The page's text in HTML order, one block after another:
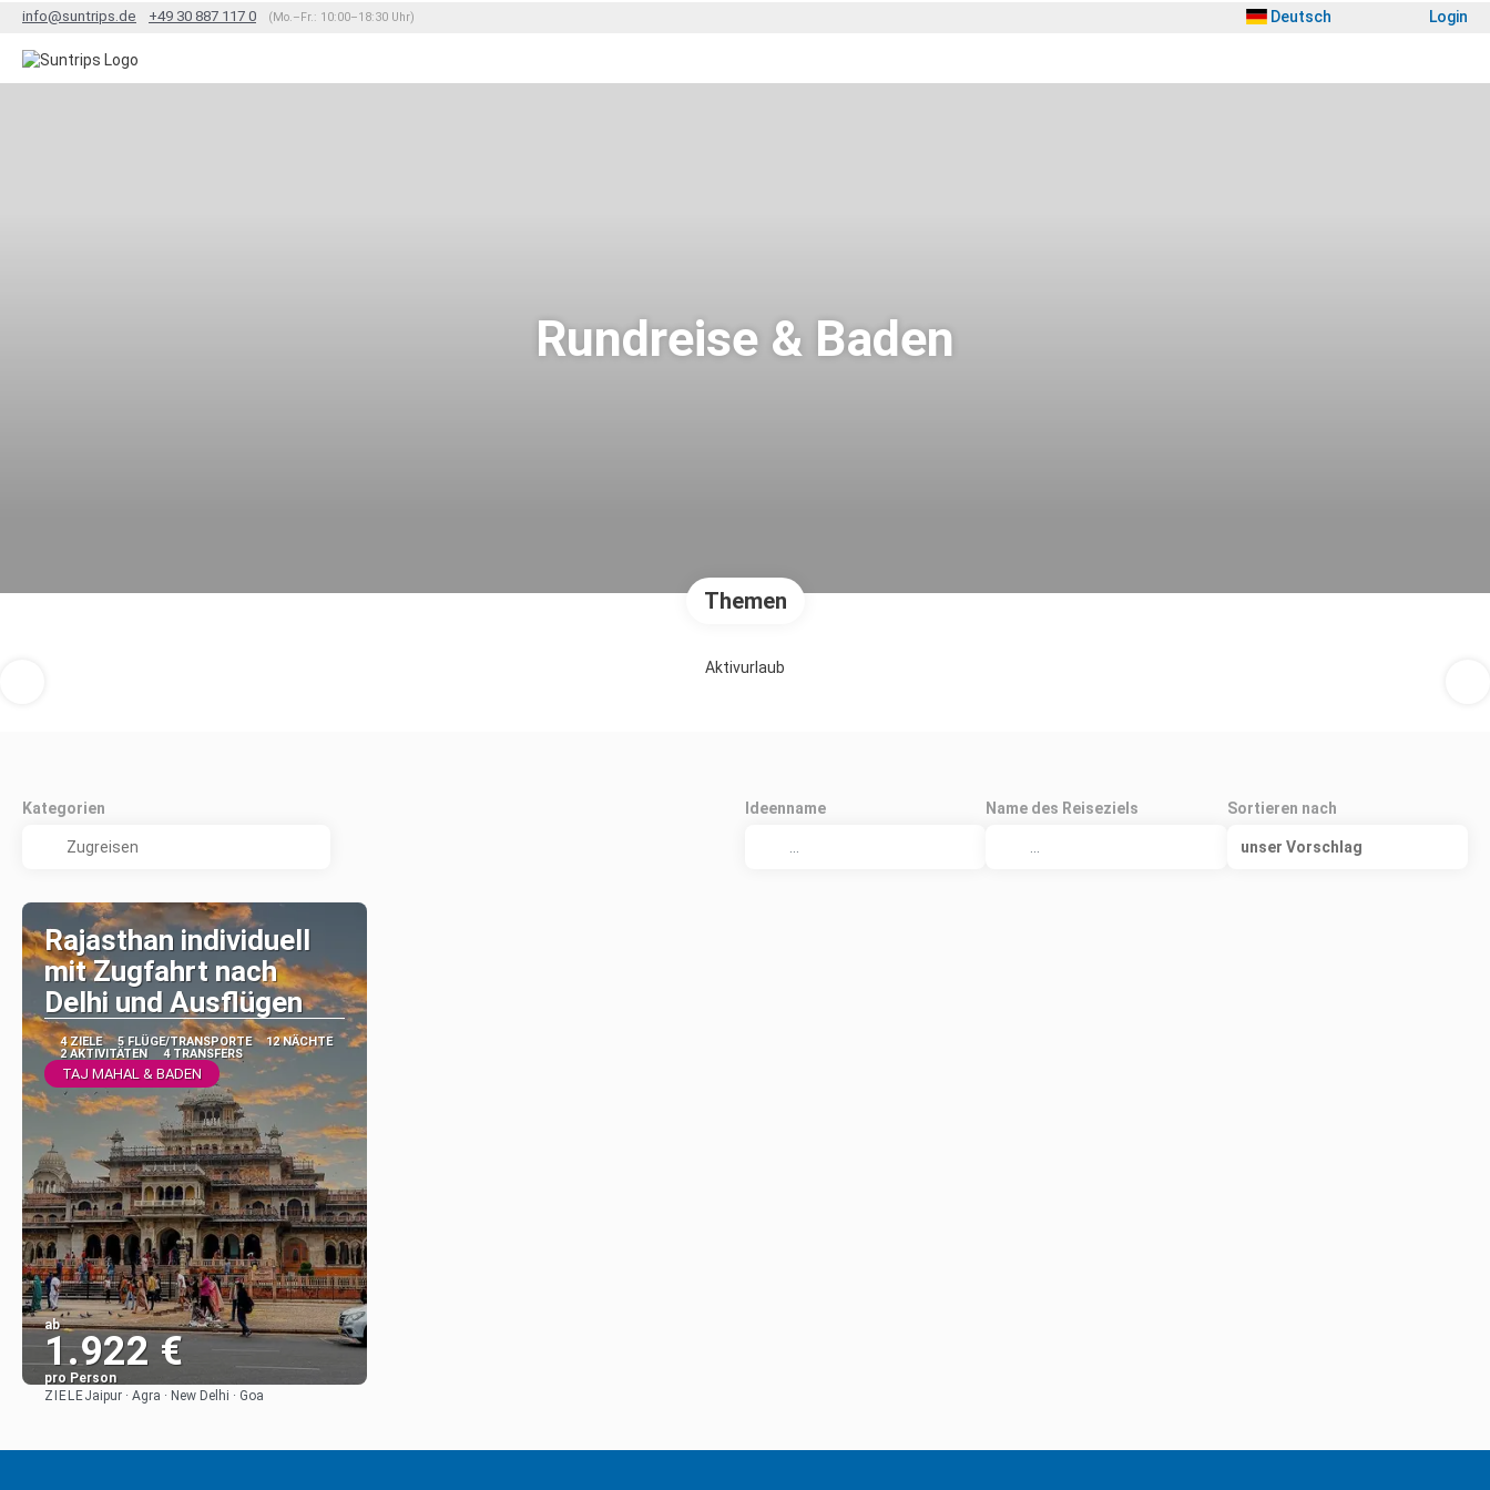
info@suntrips.de +49 30 887 117 0 (Mo.–Fr.: 10:00–18:30 Uhr) Deutsch Login
Rundreise & Baden
Themen
Aktivurlaub
Kategorien Ideenname Name des Reiseziels Sortieren nach
unser Vorschlag
Rajasthan individuell
mit Zugfahrt nach
Delhi und Ausflügen
4 ZIELE 5 FLÜGE/TRANSPORTE
12 NÄCHTE
2 AKTIVITÄTEN
4 TRANSFERS
TAJ MAHAL & BADEN
ab
1.922 €
pro Person
ZIELEJaipur · Agra · New Delhi · Goa